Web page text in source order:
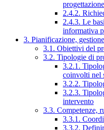
2.4.2.
2.4.3. Le
informativa
3. Pianificazione,
3.1. Obiettivi del
3.2. Tipologie di
3.2.1.
coinvolti nel
3.2.2.
3.2.3.
intervento
3.3. Competenze,
3.3.1.
3.3.2.